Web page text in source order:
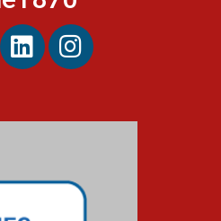
podem investir
dos filhos além